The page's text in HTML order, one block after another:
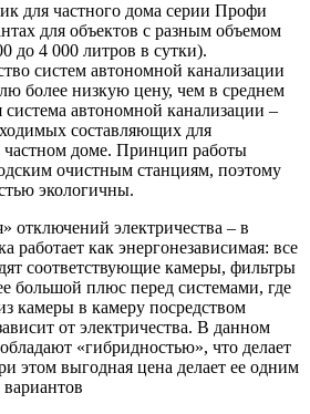
для частного дома серии Профи
для объектов с разным объемом
до 4 000 литров в сутки).
систем автономной канализации
более низкую цену, чем в среднем
автономной канализации –
составляющих для
частном доме. Принцип работы
очистным станциям, поэтому
экологичны.
электричества – в
работает как энергонезависимая: все
соответствующие камеры, фильтры
большой плюс перед системами, где
камеры в камеру посредством
от электричества. В данном
«гибридностью», что делает
этом выгодная цена делает ее одним